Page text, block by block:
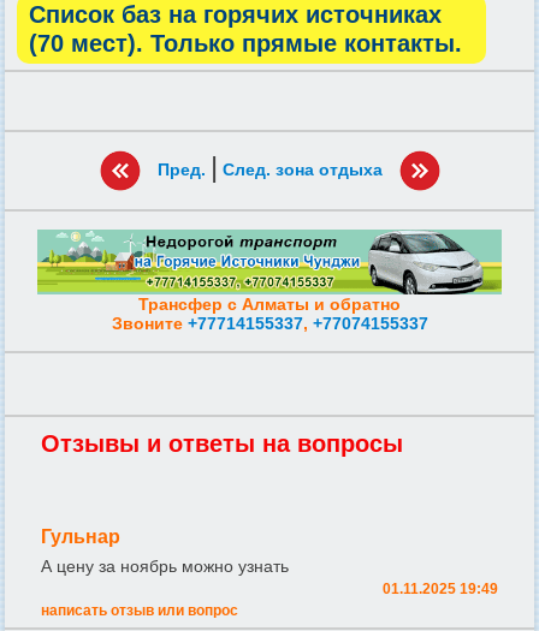
Список баз на горячих источниках
(70 мест). Только прямые контакты.
Пред. | След. зона отдыха
Трансфер с Алматы и обратно
Звоните +77714155337, +77074155337
Отзывы и ответы на вопросы
Гульнар
А цену за ноябрь можно узнать
01.11.2025 19:49
написать отзыв или вопрос